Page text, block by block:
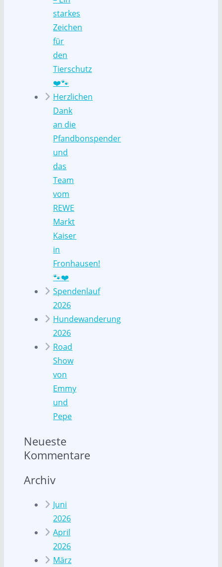
starkes
Zeichen
für
den
Tierschutz
❤️🐾
Herzlichen
Dank
an die
Pfandbonspender
und
das
Team
vom
REWE
Markt
Kaiser
in
Fronhausen!
🐾❤️
Spendenlauf
2026
Hundewanderung
2026
Road
Show
von
Emmy
und
Pepe
Neueste
Kommentare
Archiv
Juni
2026
April
2026
März